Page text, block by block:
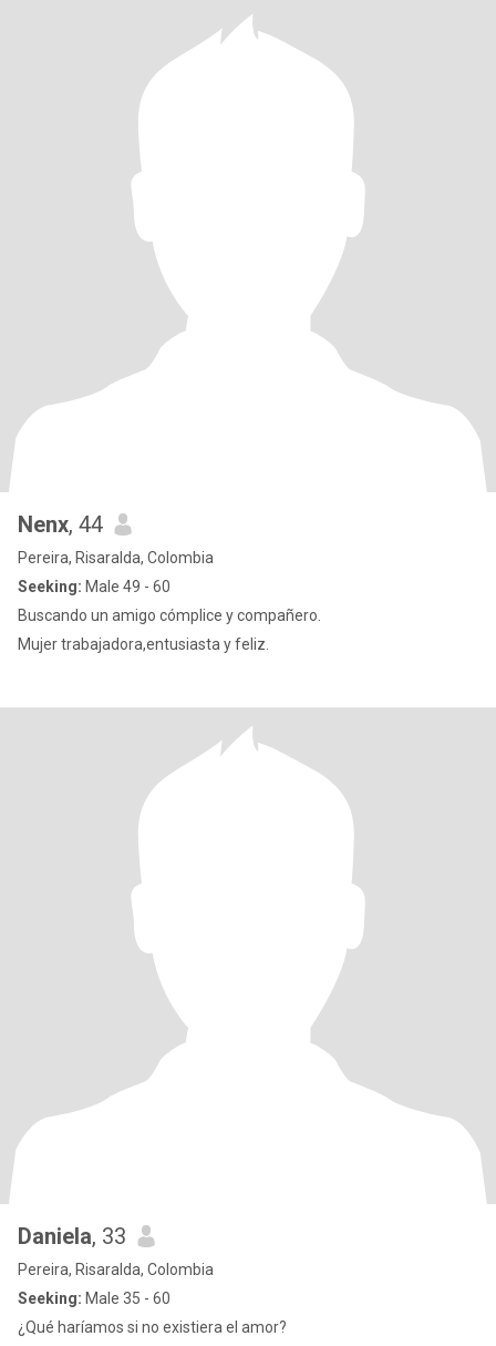
Nenx, 44
Pereira, Risaralda, Colombia
Seeking: Male 49 - 60
Buscando un amigo cómplice y compañero.
Mujer trabajadora,entusiasta y feliz.
Daniela, 33
Pereira, Risaralda, Colombia
Seeking: Male 35 - 60
¿Qué haríamos si no existiera el amor?